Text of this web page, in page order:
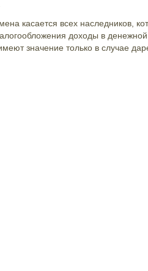
касается всех наследников,
доходы в
значение только в случае